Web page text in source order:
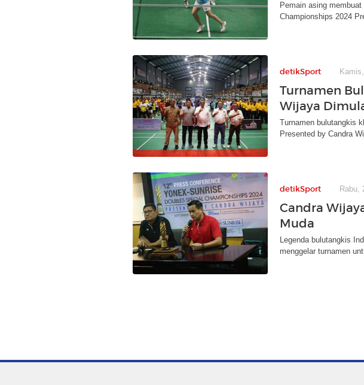
Pemain asing
Championships 2024
detikSport
Turnamen
Wijaya
Turnamen bulutangkis
Presented by Candra
detikSport Rabu,
Candra
Muda
Legenda bulutangkis
menggelar turnamen